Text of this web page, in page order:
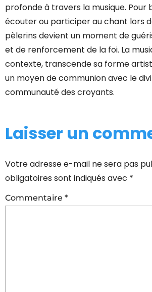
profonde à travers la musique. Pour
écouter ou participer au chant lors
pèlerins devient un moment de
et de renforcement de la foi. La
contexte, transcende sa forme
un moyen de communion avec le
communauté des croyants.
Laisser un
Votre adresse e-mail ne sera pas
obligatoires sont indiqués avec *
Commentaire *